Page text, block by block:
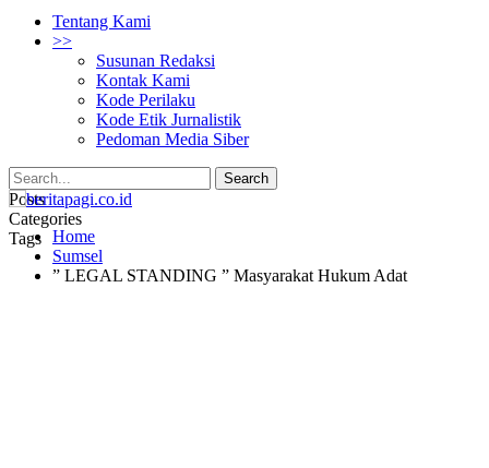
Tentang Kami
>>
Susunan Redaksi
Kontak Kami
Kode Perilaku
Kode Etik Jurnalistik
Pedoman Media Siber
Posts
Categories
Tags Home
Sumsel
” LEGAL STANDING ” Masyarakat Hukum Adat